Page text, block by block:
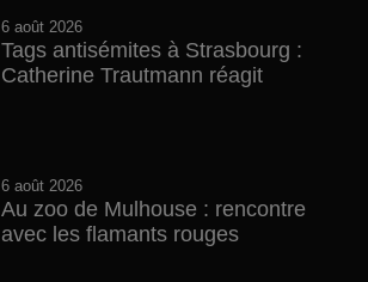
6 août 2026
Tags antisémites à Strasbourg :
Catherine Trautmann réagit
6 août 2026
Au zoo de Mulhouse : rencontre
avec les flamants rouges